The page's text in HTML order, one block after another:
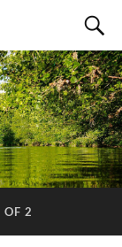
OF 2